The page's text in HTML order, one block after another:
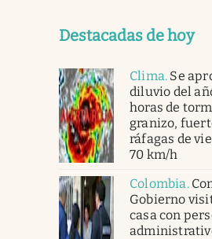
Destacadas de hoy
Clima. Se
diluvio del
horas de
granizo,
ráfagas de
70 km/h
Colombia.
Gobierno
casa con